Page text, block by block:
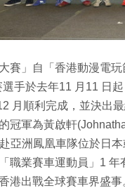
賽」自「香港動漫電
手於去年11 月11 日
月順利完成，並決出
冠軍為黃啟軒
亞洲鳳凰車隊位於日
職業賽車運動員」1 年
港出戰全球賽車界盛事